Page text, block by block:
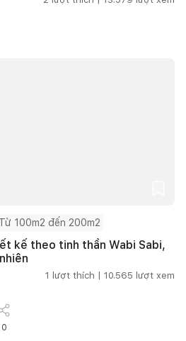
Từ 100m2 đến 200m2
kế theo tinh thần Wabi Sabi,
1 lượt thích | 10.565 lượt xem
0